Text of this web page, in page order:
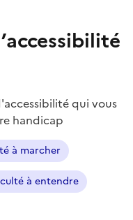
qui vous
handicap
à marcher
à entendre